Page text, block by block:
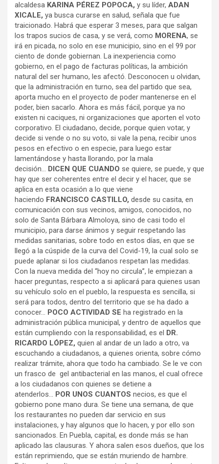
alcaldesa KARINA PÉREZ POPOCA, y su líder, ADAN
XICALE, ya busca curarse en salud, señala que fue
traicionado. Habrá que esperar 3 meses, para que salgan
los trapos sucios de casa, y se verá, como MORENA, se
irá en picada, no solo en ese municipio, sino en el 99 por
ciento de donde gobiernan. La inexperiencia como
gobierno, en el pago de facturas políticas, la ambición
natural del ser humano, les afectó. Desconocen u olvidan,
que la administración en turno, sea del partido que sea,
aporta mucho en el proyecto de poder mantenerse en el
poder, bien sacarlo. Ahora es más fácil, porque ya no
existen ni caciques, ni organizaciones que aporten el voto
corporativo. El ciudadano, decide, porque quien votar, y
decide si vende o no su voto, si vale la pena, recibir unos
pesos en efectivo o en especie, para luego estar
lamentándose y hasta llorando, por la mala
decisión… DICEN QUE CUANDO se quiere, se puede, y que
hay que ser coherentes entre el decir y el hacer, que se
aplica en esta ocasión a lo que viene
haciendo FRANCISCO CASTILLO, desde su casita, en
comunicación con sus vecinos, amigos, conocidos, no
solo de Santa Bárbara Almoloya, sino de casi todo el
municipio, para darse ánimos y seguir respetando las
medidas sanitarias, sobre todo en estos días, en que se
llegó a la cúspide de la curva del Covid-19, la cual solo se
puede aplanar si los ciudadanos respetan las medidas.
Con la nueva medida del “hoy no circula”, le empiezan a
hacer preguntas, respecto a si aplicará para quienes usan
su vehículo solo en el pueblo, la respuesta es sencilla, si
será para todos, dentro del territorio que se ha dado a
conocer… POCO ACTIVIDAD SE ha registrado en la
administración pública municipal, y dentro de aquellos que
están cumpliendo con la responsabilidad, es el DR.
RICARDO LÓPEZ, quien al andar de un lado a otro, va
escuchando a ciudadanos, a quienes orienta, sobre cómo
realizar trámite, ahora que todo ha cambiado. Se le ve con
un frasco de gel antibacterial en las manos, el cual ofrece
a los ciudadanos con quienes se detiene a
atenderlos… POR UNOS CUANTOS necios, es que el
gobierno pone mano dura. Se tiene una semana, de que
los restaurantes no pueden dar servicio en sus
instalaciones, y hay algunos que lo hacen, y por ello son
sancionados. En Puebla, capital, es donde más se han
aplicado las clausuras. Y ahora salen esos dueños, que los
están reprimiendo, que se están muriendo de hambre.